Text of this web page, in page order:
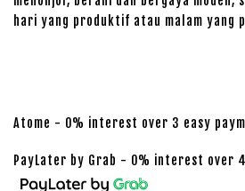
hari yang produktif atau malam yang
Atome - 0% interest over 3 easy
PayLater by Grab - 0% interest over